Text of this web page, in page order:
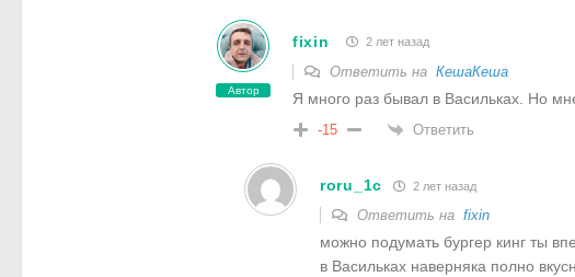
Автор
fixin 2 лет назад
Ответить на КешаКеша
Я много раз бывал в Васильках. Но
-15 Ответить
roru_1c 2 лет назад
Ответить на fixin
можно подумать бургер кинг ты
в Васильках наверняка полно